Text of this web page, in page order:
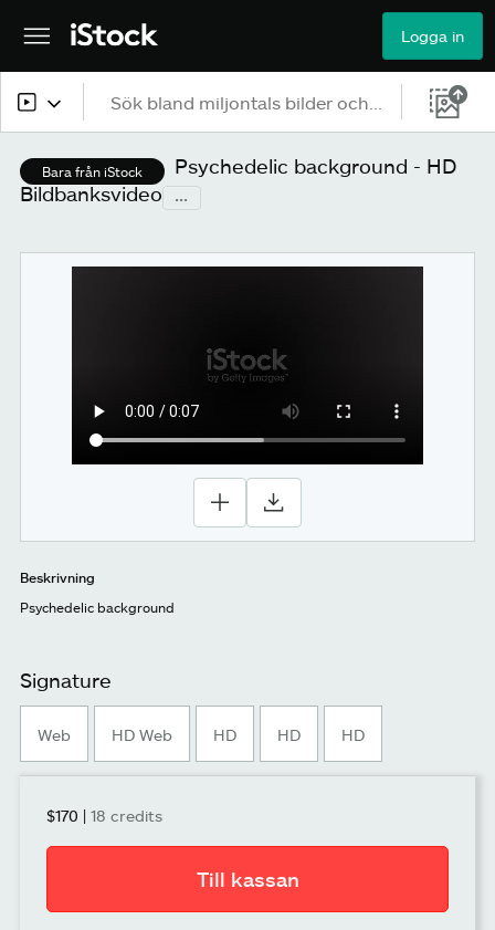
Logga in
Allt innehåll
Bilder
Fotografier
Bara från iStock
Psychedelic background - HD
Bildbanksvideo
...
Beskrivning
Psychedelic background
Signature
Web HD Web HD HD HD
$170 | 18 credits
Till kassan